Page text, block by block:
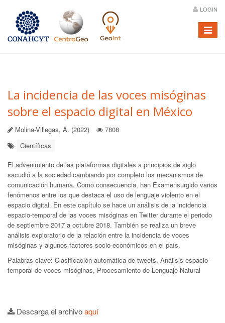
LOGIN
Menú
La incidencia de las voces misóginas
sobre el espacio digital en México
Molina-Villegas, A. (2022)
7808
Científicas
El advenimiento de las plataformas digitales a principios de siglo
sacudió a la sociedad cambiando por completo los mecanismos de
comunicación humana. Como consecuencia, han Examensurgido varios
fenómenos entre los que destaca el uso de lenguaje violento en el
espacio digital. En este capítulo se hace un análisis de la incidencia
espacio-temporal de las voces misóginas en Twitter durante el periodo
de septiembre 2017 a octubre 2018. También se realiza un breve
análisis exploratorio de la relación entre la incidencia de voces
misóginas y algunos factores socio-económicos en el país.
Palabras clave: Clasificación automática de tweets, Análisis espacio-
temporal de voces misóginas, Procesamiento de Lenguaje Natural
Descarga el archivoaquí